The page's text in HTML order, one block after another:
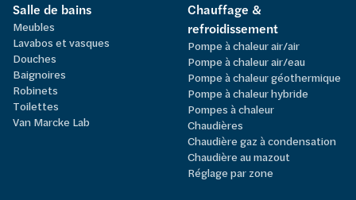
Salle de bains
Meubles
Lavabos et vasques
Douches
Baignoires
Robinets
Toilettes
Van Marcke Lab
Chauffage &
refroidissement
Pompe à chaleur air/air
Pompe à chaleur air/eau
Pompe à chaleur géothermique
Pompe à chaleur hybride
Pompes à chaleur
Chaudières
Chaudière gaz à condensation
Chaudière au mazout
Réglage par zone